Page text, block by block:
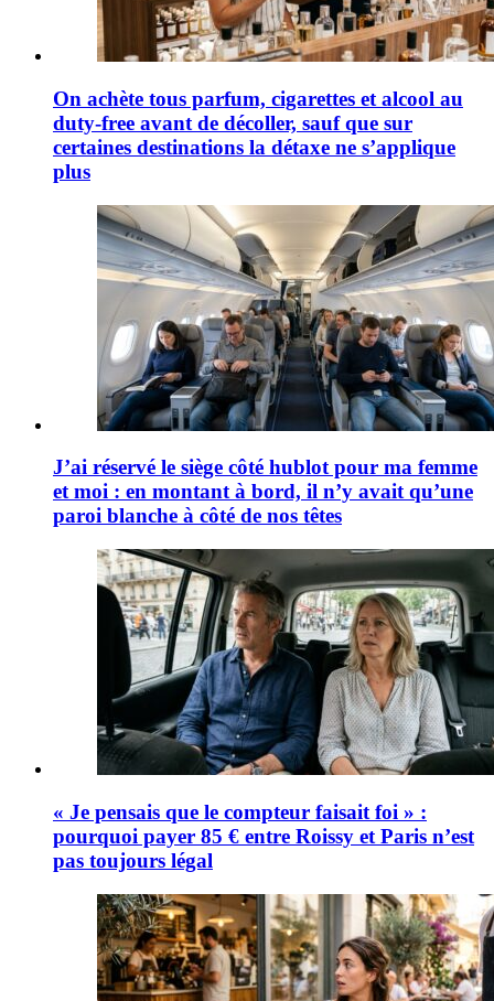
On achète tous parfum, cigarettes et alcool au
duty-free avant de décoller, sauf que sur
certaines destinations la détaxe ne s’applique
plus
J’ai réservé le siège côté hublot pour ma femme
et moi : en montant à bord, il n’y avait qu’une
paroi blanche à côté de nos têtes
« Je pensais que le compteur faisait foi » :
pourquoi payer 85 € entre Roissy et Paris n’est
pas toujours légal